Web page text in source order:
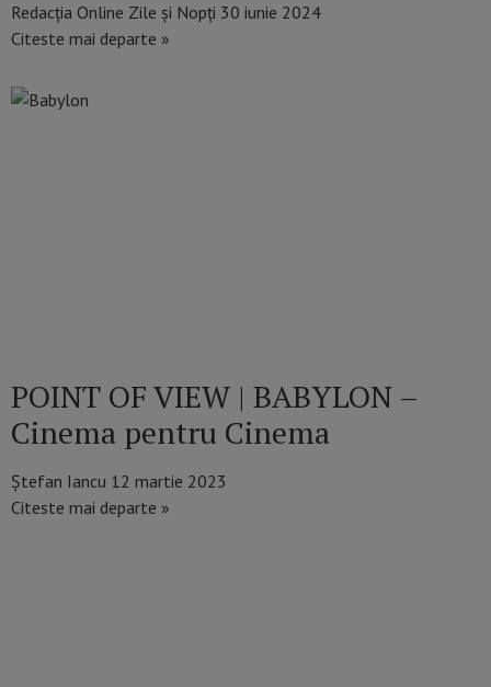
Redacția Online Zile și Nopți 30 iunie 2024
Citeste mai departe »
POINT OF VIEW | BABYLON –
Cinema pentru Cinema
Ștefan Iancu 12 martie 2023
Citeste mai departe »